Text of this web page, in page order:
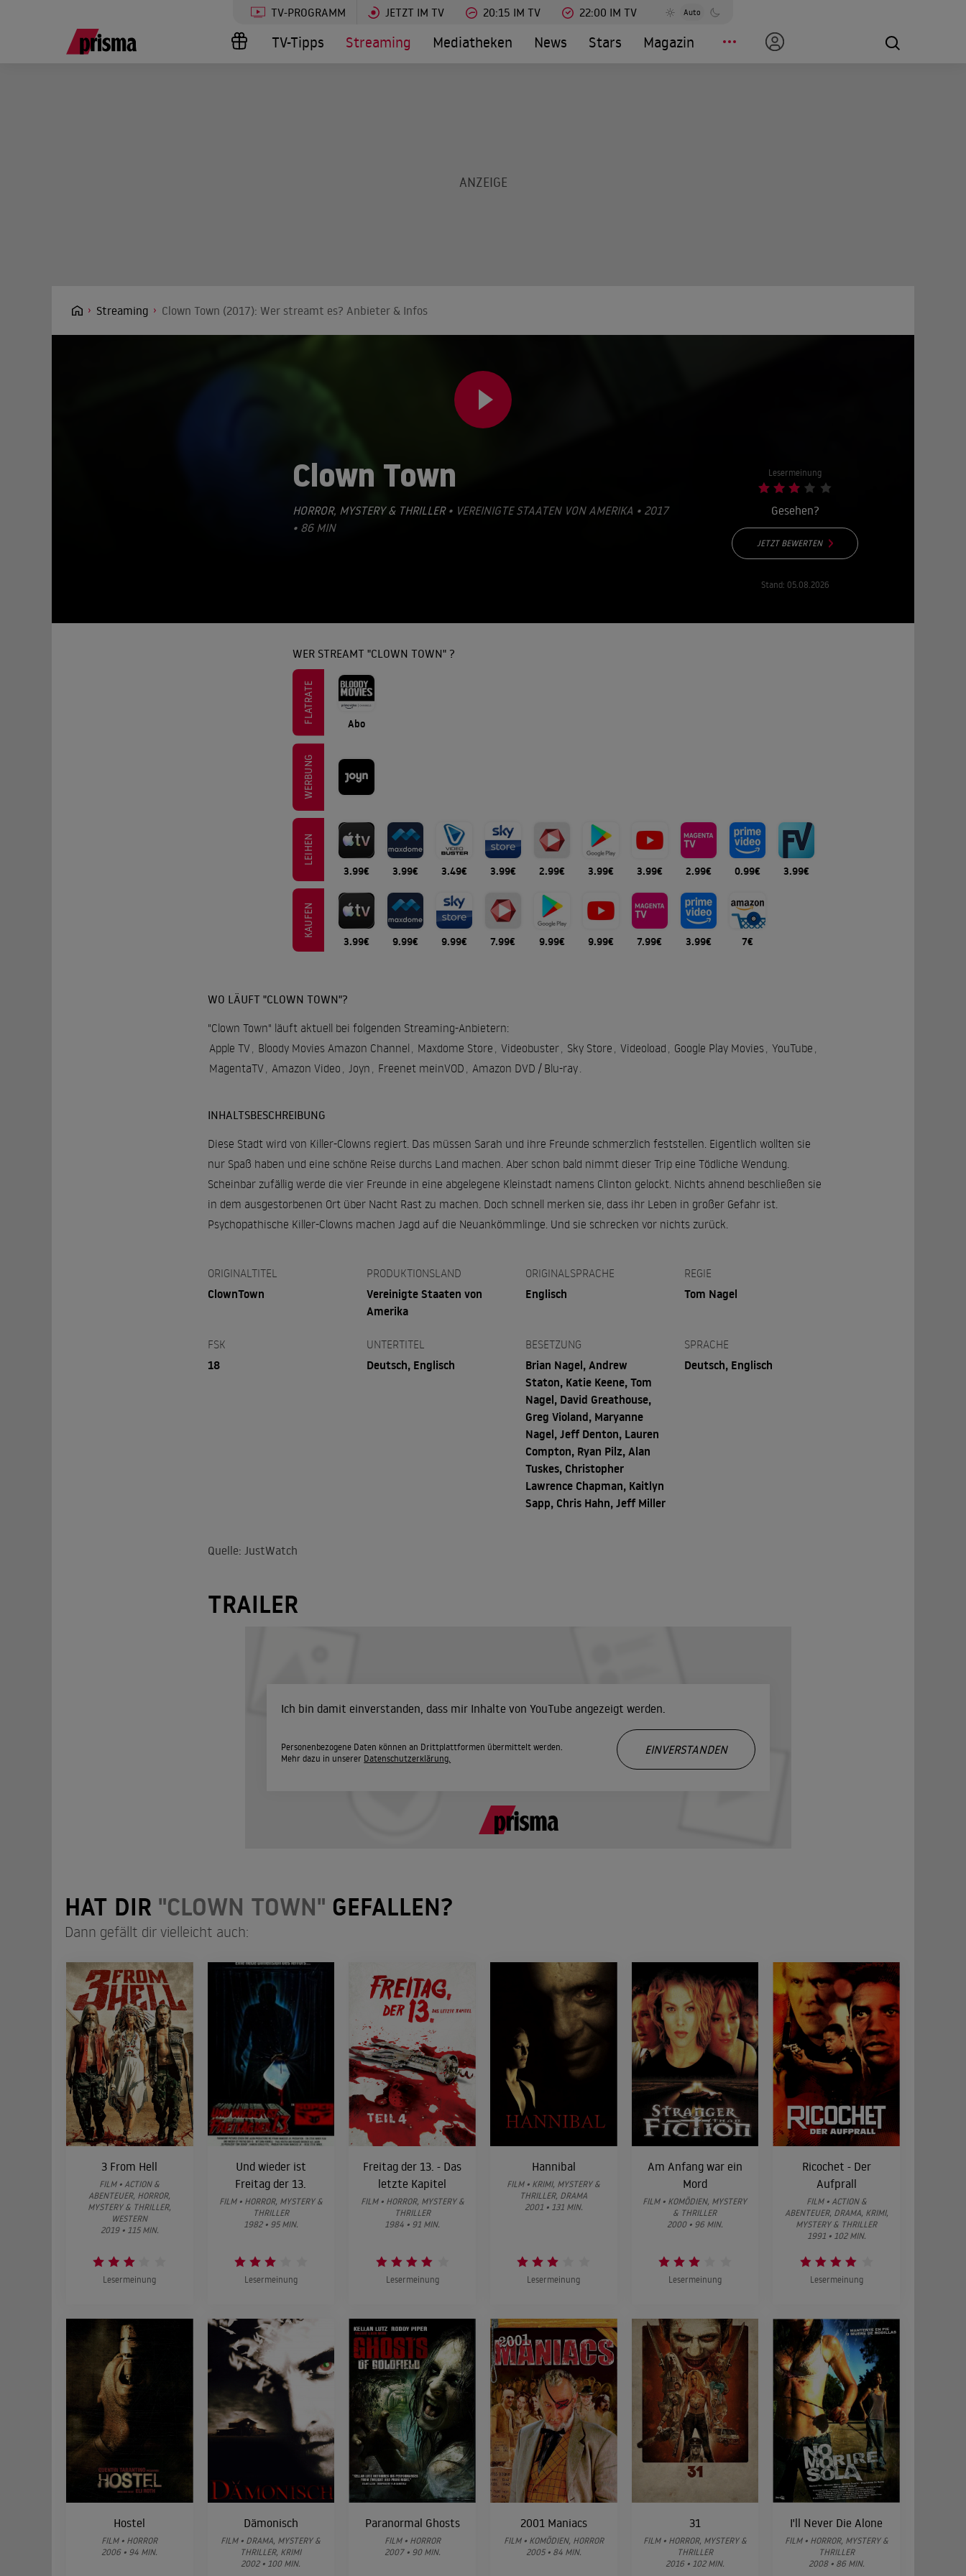
TV-PROGRAMM JETZT IM TV 20:15 IM TV 22:00 IM TV Auto
TV-Tipps Streaming Mediatheken News Stars Magazin
Streaming Clown Town (2017): Wer streamt es? Anbieter & Infos
Clown Town
HORROR, MYSTERY & THRILLER• VEREINIGTE STAATEN VON AMERIKA • 2017
• 86 MIN
Lesermeinung
Gesehen?
JETZT BEWERTEN
Stand: 05.08.2026
WER STREAMT "CLOWN TOWN" ?
FLATRATE Abo
WERBUNG
LEIHEN
3.99€ 3.99€ 3.49€ 3.99€ 2.99€ 3.99€ 3.99€ 2.99€ 0.99€ 3.99€
KAUFEN
3.99€ 9.99€ 9.99€ 7.99€ 9.99€ 9.99€ 7.99€ 3.99€ 7€
WO LÄUFT "CLOWN TOWN"?
"Clown Town" läuft aktuell bei folgenden Streaming-Anbietern:
Apple TV, Bloody Movies Amazon Channel , Maxdome Store , Videobuster, Sky Store , Videoload , Google Play Movies, YouTube ,
MagentaTV, Amazon Video , Joyn , Freenet meinVOD , Amazon DVD / Blu-ray.
INHALTSBESCHREIBUNG
Diese Stadt wird von Killer-Clowns regiert. Das müssen Sarah und ihre Freunde schmerzlich feststellen. Eigentlich wollten sie
nur Spaß haben und eine schöne Reise durchs Land machen. Aber schon bald nimmt dieser Trip eine Tödliche Wendung.
Scheinbar zufällig werde die vier Freunde in eine abgelegene Kleinstadt namens Clinton gelockt. Nichts ahnend beschließen sie
in dem ausgestorbenen Ort über Nacht Rast zu machen. Doch schnell merken sie, dass ihr Leben in großer Gefahr ist.
Psychopathische Killer-Clowns machen Jagd auf die Neuankömmlinge. Und sie schrecken vor nichts zurück.
ORIGINALTITEL
ClownTown
PRODUKTIONSLAND
Vereinigte Staaten von
Amerika
ORIGINALSPRACHE
Englisch
REGIE
Tom Nagel
FSK
18
UNTERTITEL
Deutsch, Englisch
BESETZUNG
Brian Nagel, Andrew
Staton, Katie Keene, Tom
Nagel, David Greathouse,
Greg Violand, Maryanne
Nagel, Jeff Denton, Lauren
Compton, Ryan Pilz, Alan
Tuskes, Christopher
Lawrence Chapman, Kaitlyn
Sapp, Chris Hahn, Jeff Miller
SPRACHE
Deutsch, Englisch
Quelle: JustWatch
TRAILER
Ich bin damit einverstanden, dass mir Inhalte von YouTube angezeigt werden.
Personenbezogene Daten können an Drittplattformen übermittelt werden.
Mehr dazu in unserer Datenschutzerklärung.
EINVERSTANDEN
HAT DIR "CLOWN TOWN" GEFALLEN?
Dann gefällt dir vielleicht auch:
3 From Hell
FILM • ACTION &
ABENTEUER, HORROR,
MYSTERY & THRILLER,
WESTERN
2019 • 115 MIN.
Lesermeinung
Und wieder ist
Freitag der 13.
FILM • HORROR, MYSTERY &
THRILLER
1982 • 95 MIN.
Lesermeinung
Freitag der 13. - Das
letzte Kapitel
FILM • HORROR, MYSTERY &
THRILLER
1984 • 91 MIN.
Lesermeinung
Hannibal
FILM • KRIMI, MYSTERY &
THRILLER, DRAMA
2001 • 131 MIN.
Lesermeinung
Am Anfang war ein
Mord
FILM • KOMÖDIEN, MYSTERY
& THRILLER
2000 • 96 MIN.
Lesermeinung
Ricochet - Der
Aufprall
FILM • ACTION &
ABENTEUER, DRAMA, KRIMI,
MYSTERY & THRILLER
1991 • 102 MIN.
Lesermeinung
Hostel
FILM • HORROR
2006 • 94 MIN.
Dämonisch
FILM • DRAMA, MYSTERY &
THRILLER, KRIMI
2002 • 100 MIN.
Paranormal Ghosts
FILM • HORROR
2007 • 90 MIN.
2001 Maniacs
FILM • KOMÖDIEN, HORROR
2005 • 84 MIN.
31
FILM • HORROR, MYSTERY &
THRILLER
2016 • 102 MIN.
I'll Never Die Alone
FILM • HORROR, MYSTERY &
THRILLER
2008 • 86 MIN.